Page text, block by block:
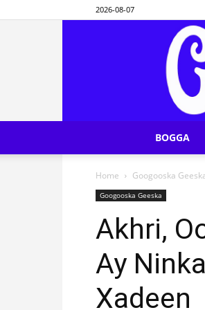
2026-08-07
BOGGA
Home Googooska
Googooska Geeska
Akhri,
Ay
Xadeen